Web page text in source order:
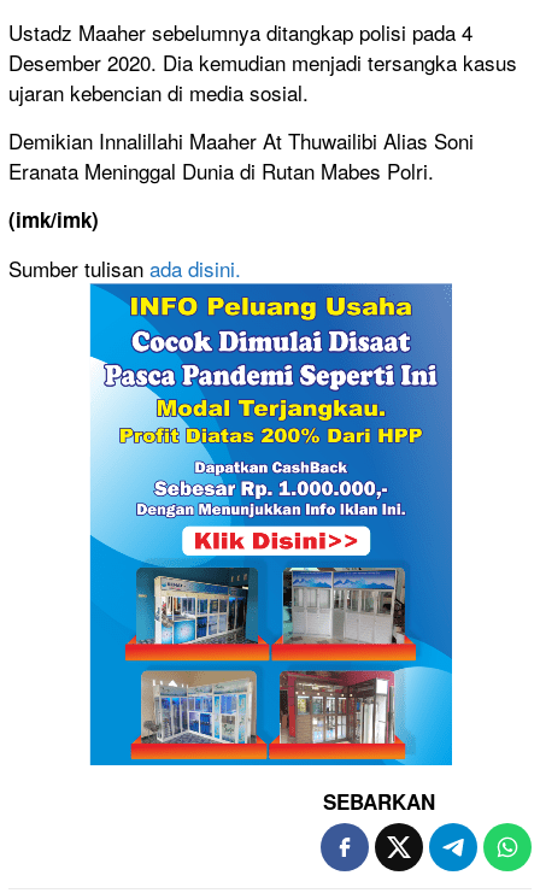
Ustadz Maaher sebelumnya ditangkap polisi pada 4
Desember 2020. Dia kemudian menjadi tersangka kasus
ujaran kebencian di media sosial.
Demikian Innalillahi Maaher At Thuwailibi Alias Soni
Eranata Meninggal Dunia di Rutan Mabes Polri.
(imk/imk)
Sumber tulisan ada disini.
SEBARKAN